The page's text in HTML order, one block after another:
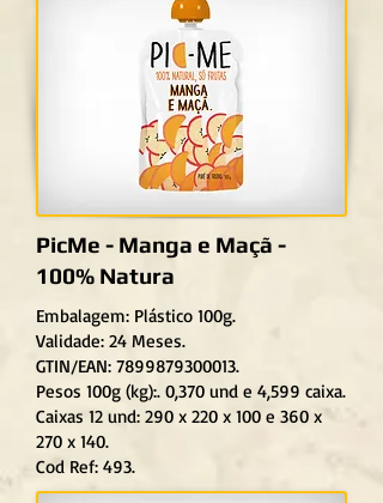
PicMe - Manga e Maçã -
100% Natura
Embalagem: Plástico 100g.
Validade: 24 Meses.
GTIN/EAN: 7899879300013.
Pesos 100g (kg):. 0,370 und e 4,599 caixa.
Caixas 12 und: 290 x 220 x 100 e 360 x
270 x 140.
Cod Ref: 493.